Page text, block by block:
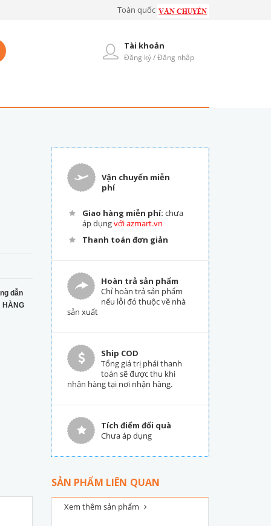
Toàn quốc
Tài khoản
Đăng ký / Đăng nhập
dẫn
HÀNG
Vận chuyển miễn
phí
Giao hàng miễn phí: chưa
áp dụngvới azmart.vn
Thanh toán đơn giản
Hoàn trả sản phẩm
Chỉ hoàn trả sản phẩm
nếu lỗi đó thuộc về nhà
sản xuất
Ship COD
Tổng giá trị phải thanh
toán sẽ được thu khi
nhận hàng tại nơi nhận hàng.
Tích điểm đổi quà
Chưa áp dụng
SẢN PHẨM LIÊN QUAN
Xem thêm sản phẩm